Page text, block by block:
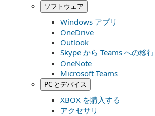
ソフトウェア
Windows アプリ
OneDrive
Outlook
Skype から Teams への移行
OneNote
Microsoft Teams
PC とデバイス
XBOX を購入する
アクセサリ